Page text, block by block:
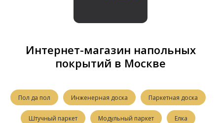
Интернет-магазин напольных
покрытий в Москве
Пол да пол Инженерная доска Паркетная доска
Штучный паркет Модульный паркет Елка